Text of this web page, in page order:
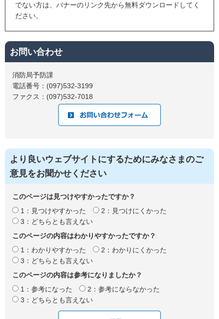
でない方は、バナーのリンク先から無料ダウンロードしてく
ださい。
お問い合わせ
消防局予防課
電話番号：(097)532-3199
ファクス：(097)532-7018
より良いウェブサイトにするためにみなさまのご
意見をお聞かせください
このページは見つけやすかったですか？
1：見つけやすかった
2：見つけにくかった
3：どちらとも言えない
このページの内容はわかりやすかったですか？
1：わかりやすかった
2：わかりにくかった
3：どちらとも言えない
このページの内容は参考になりましたか？
1：参考になった
2：参考にならなかった
3：どちらとも言えない